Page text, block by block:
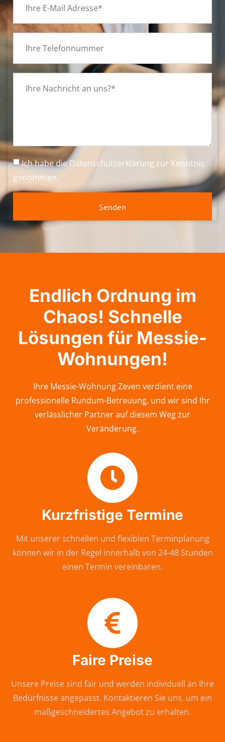
Ich habe dieDatenschutzerklärung zur Kenntnis
genommen.
Senden
Endlich Ordnung im
Chaos! Schnelle
Lösungen für Messie-
Wohnungen!
Ihre Messie-Wohnung Zeven verdient eine
professionelle Rundum-Betreuung, und wir sind Ihr
verlässlicher Partner auf diesem Weg zur
Veränderung.
Kurzfristige Termine
Mit unserer schnellen und flexiblen Terminplanung
können wir in der Regel innerhalb von 24-48 Stunden
einen Termin vereinbaren.
Faire Preise
Unsere Preise sind fair und werden individuell an Ihre
Bedürfnisse angepasst. Kontaktieren Sie uns, um ein
maßgeschneidertes Angebot zu erhalten.